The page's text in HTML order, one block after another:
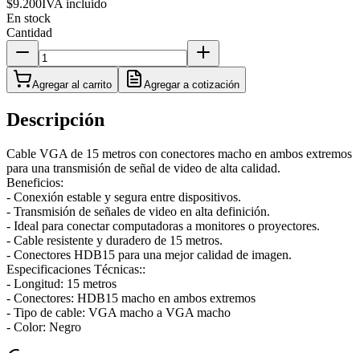
$9.200 IVA incluido
En stock
Cantidad
Agregar al carrito Agregar a cotización
Descripción
Cable VGA de 15 metros con conectores macho en ambos extremos
para una transmisión de señal de video de alta calidad.
Beneficios:
- Conexión estable y segura entre dispositivos.
- Transmisión de señales de video en alta definición.
- Ideal para conectar computadoras a monitores o proyectores.
- Cable resistente y duradero de 15 metros.
- Conectores HDB15 para una mejor calidad de imagen.
Especificaciones Técnicas::
- Longitud: 15 metros
- Conectores: HDB15 macho en ambos extremos
- Tipo de cable: VGA macho a VGA macho
- Color: Negro